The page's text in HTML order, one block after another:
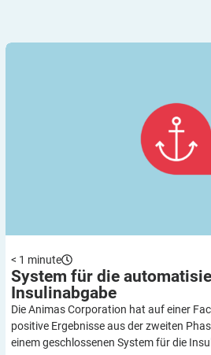
< 1 minute
System für die
Insulinabgabe
Die Animas Corporation hat auf einer
positive Ergebnisse aus der zweiten
einem geschlossenen System für die